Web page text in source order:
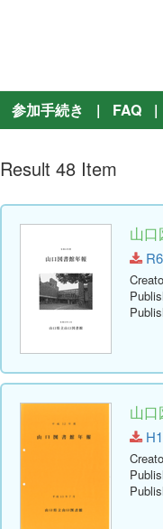
参加手続き | FAQ |
Result 48 Item
山
山